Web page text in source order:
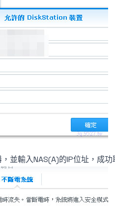
並輸入NAS(A)的IP位址，成功